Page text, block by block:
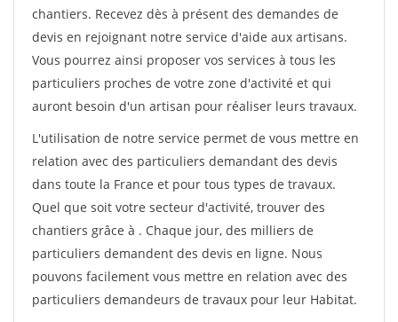
chantiers. Recevez dès à présent des demandes de
devis en rejoignant notre service d'aide aux artisans.
Vous pourrez ainsi proposer vos services à tous les
particuliers proches de votre zone d'activité et qui
auront besoin d'un artisan pour réaliser leurs travaux.
L'utilisation de notre service permet de vous mettre en
relation avec des particuliers demandant des devis
dans toute la France et pour tous types de travaux.
Quel que soit votre secteur d'activité, trouver des
chantiers grâce à . Chaque jour, des milliers de
particuliers demandent des devis en ligne. Nous
pouvons facilement vous mettre en relation avec des
particuliers demandeurs de travaux pour leur Habitat.